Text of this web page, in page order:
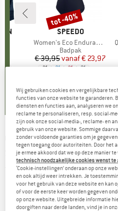
MERK
SPEEDO
Artikel
Women's Eco Endurance+ Medalist
Productgroep
Badpak
Prijs
€ 39,95 Verlaagde prijs
vanaf€ 23,97
Korting
tot -40%
COLUMBIA -Powder
Synthetisch jack
(0)
Wij gebruiken cookies en vergelijkbare
functies van onze website te garanderen.
diensten en functies aan, analyseren we
reclame te personaliseren, resp. social-
zijn ook onze social-media-, reclame- en
gebruik van onze website. Sommige
zonder voldoende garanties om je
tegen toegang door autoriteiten. Door het
je ermee akkoord dat we op deze manier te
technisch noodzakelijke cookies wenst te
‘Cookie-instellingen’ onderaan op onze
en ook altijd weer intrekken. Je
voor het gebruik van deze website en kan
of voor de eerste keer worden gegeven
op onze website. Uitgebreide informatie
doorgiften naar derde landen, vind je in